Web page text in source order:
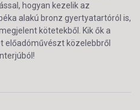
hogyan kezelik az
alakú bronz gyertyatartóról is,
kötetekből. Kik ők a
előadóművészt közelebbről